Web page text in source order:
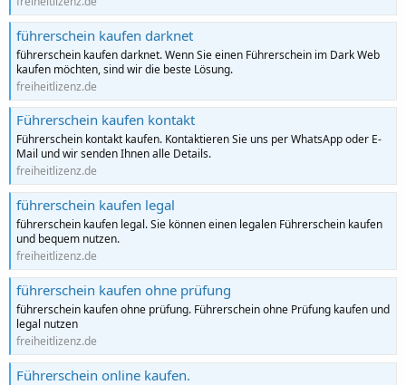
führerschein kaufen darknet
führerschein kaufen darknet. Wenn Sie einen Führerschein im Dark Web
kaufen möchten, sind wir die beste Lösung.
freiheitlizenz.de
Führerschein kaufen kontakt
Führerschein kontakt kaufen. Kontaktieren Sie uns per WhatsApp oder E-
Mail und wir senden Ihnen alle Details.
freiheitlizenz.de
führerschein kaufen legal
führerschein kaufen legal. Sie können einen legalen Führerschein kaufen
und bequem nutzen.
freiheitlizenz.de
führerschein kaufen ohne prüfung
führerschein kaufen ohne prüfung. Führerschein ohne Prüfung kaufen und
legal nutzen
freiheitlizenz.de
Führerschein online kaufen.